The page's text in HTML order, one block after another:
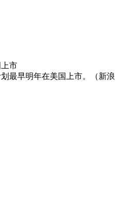
市
最早明年在美国上市。（新浪